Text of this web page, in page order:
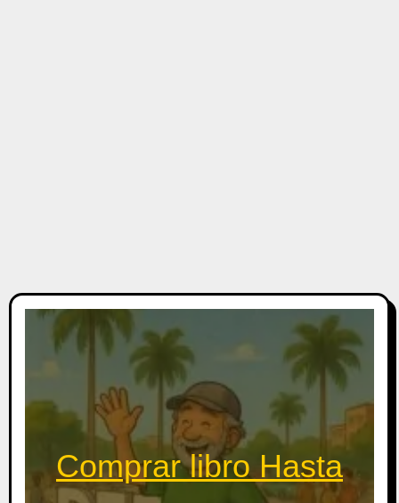
Comprar libro Hasta